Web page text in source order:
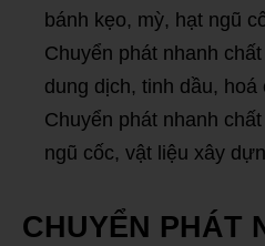
bánh kẹo, mỳ, hạt ngũ
Chuyển phát nhanh
dung dịch, tinh dầu,
Chuyển phát nhanh
ngũ cốc, vật liệu xây
CHUYỂN PHÁT